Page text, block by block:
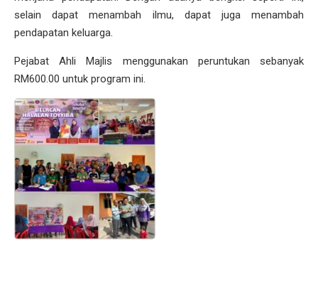
selain dapat menambah ilmu, dapat juga menambah
pendapatan keluarga.
Pejabat Ahli Majlis menggunakan peruntukan sebanyak
RM600.00 untuk program ini.